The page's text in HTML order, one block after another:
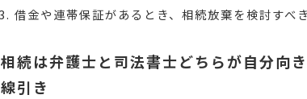
借金や連帯保証があるとき、相続放棄を検討すべ
相続は弁護士と司法書士どちらが自分向
線引き